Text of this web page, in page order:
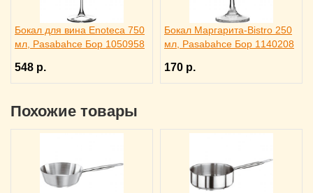
Бокал для вина Enoteca 750
мл, Pasabahce Бор 1050958
548 р.
Бокал Маргарита-Bistro 250
мл, Pasabahce Бор 1140208
170 р.
Похожие товары